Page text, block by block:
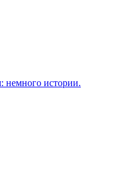
немного истории.